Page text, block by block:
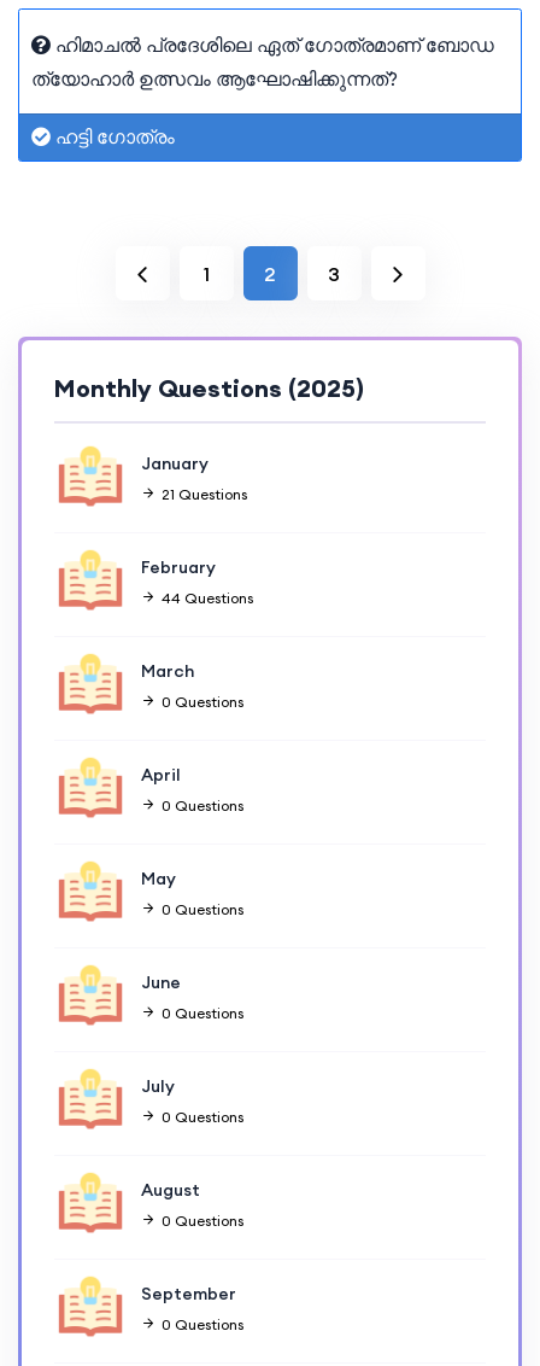
ഹിമാചൽ പ്രദേശിലെ ഏത് ഗോത്രമാണ് ബോഡ
ത്യോഹാർ ഉത്സവം ആഘോഷിക്കുന്നത്?
ഹട്ടി ഗോത്രം
1 2 3
Monthly Questions (2025)
January
21 Questions
February
44 Questions
March
0 Questions
April
0 Questions
May
0 Questions
June
0 Questions
July
0 Questions
August
0 Questions
September
0 Questions